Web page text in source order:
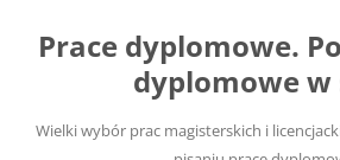
treści
Prace dyplomowe.
dyplomowe w
Wielki wybór prac magisterskich i